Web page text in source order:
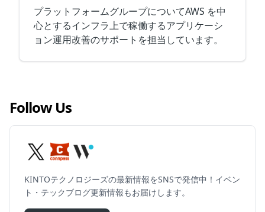
プラットフォームグループについてAWS を中
心とするインフラ上で稼働するアプリケーシ
ョン運用改善のサポートを担当しています。
Follow Us
KINTOテクノロジーズの最新情報をSNSで発信中！イベン
ト・テックブログ更新情報もお届けします。